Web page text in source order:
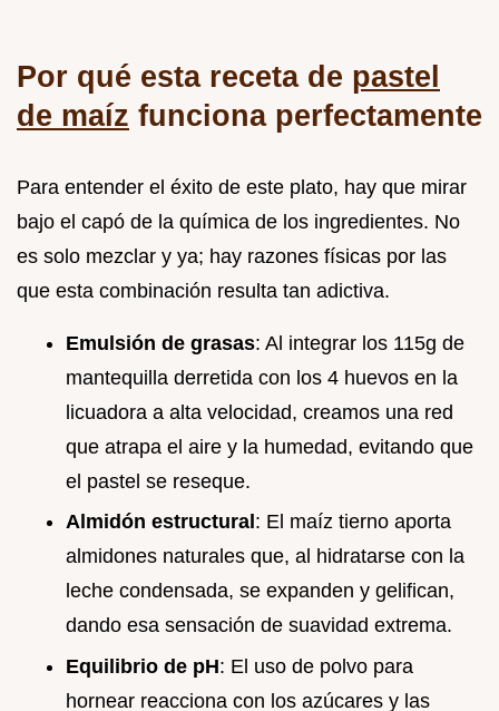
Por qué esta receta de pastel
de maíz funciona perfectamente
Para entender el éxito de este plato, hay que mirar
bajo el capó de la química de los ingredientes. No
es solo mezclar y ya; hay razones físicas por las
que esta combinación resulta tan adictiva.
Emulsión de grasas: Al integrar los 115g de
mantequilla derretida con los 4 huevos en la
licuadora a alta velocidad, creamos una red
que atrapa el aire y la humedad, evitando que
el pastel se reseque.
Almidón estructural : El maíz tierno aporta
almidones naturales que, al hidratarse con la
leche condensada, se expanden y gelifican,
dando esa sensación de suavidad extrema.
Equilibrio de pH: El uso de polvo para
hornear reacciona con los azúcares y las